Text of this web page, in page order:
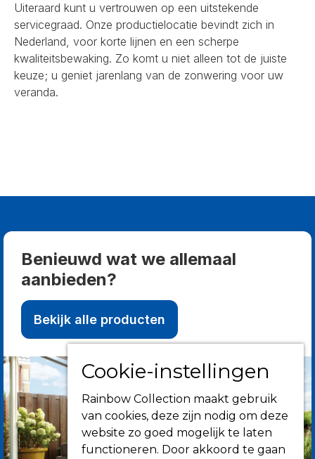
Uiteraard kunt u vertrouwen op een uitstekende
servicegraad. Onze productielocatie bevindt zich in
Nederland, voor korte lijnen en een scherpe
kwaliteitsbewaking. Zo komt u niet alleen tot de juiste
keuze; u geniet jarenlang van de zonwering voor uw
veranda.
Benieuwd wat we allemaal
aanbieden?
Bekijk alle producten
Cookie-instellingen
Rainbow Collection maakt gebruik
van cookies, deze zijn nodig om deze
website zo goed mogelijk te laten
functioneren. Door akkoord te gaan